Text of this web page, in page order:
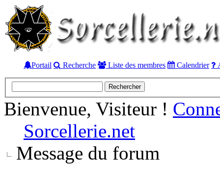
Portail Recherche Liste des membres Calendrier
Bienvenue, Visiteur !
Sorcellerie.net
Message du forum